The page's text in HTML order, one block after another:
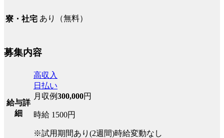
寮・社宅 あり（無料）
募集内容
給与詳
細
高収入
日払い
月収例300,000円
時給 1500円
※試用期間あり(2週間)時給変動なし